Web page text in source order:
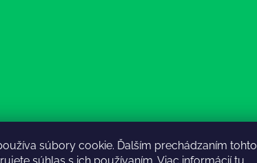
súbory cookie. Ďalším prechádzaním tohto